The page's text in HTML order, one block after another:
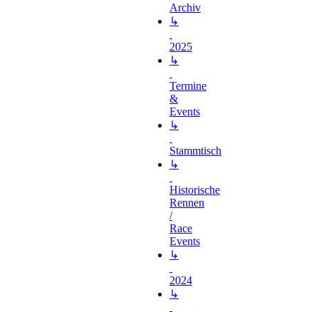
Archiv
↳
2025
↳
Termine
&
Events
↳
Stammtisch
↳
Historische
Rennen
/
Race
Events
↳
2024
↳